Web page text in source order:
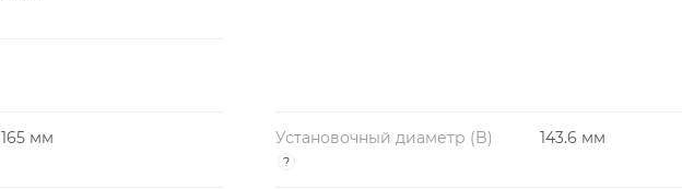
165 мм Установочный диаметр (B)
?
143.6 мм